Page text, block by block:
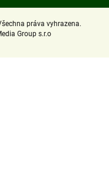
Group s.r.o
práva vyhrazena.